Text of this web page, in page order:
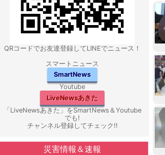
QRコードでお友達登録してLINEでニュース！
スマートニュース
SmartNews
Youtube
LiveNewsあきた
「LiveNewsあきた」をSmartNews＆Youtube
でも!
チャンネル登録してチェック!!
災害情報＆速報